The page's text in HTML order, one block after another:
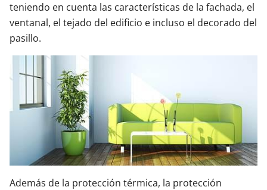
teniendo en cuenta las características de la fachada, el
ventanal, el tejado del edificio e incluso el decorado del
pasillo.
Además de la protección térmica, la protección